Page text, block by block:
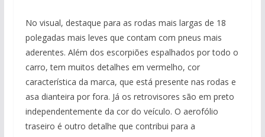
No visual, destaque para as rodas mais largas de 18
polegadas mais leves que contam com pneus mais
aderentes. Além dos escorpiões espalhados por todo o
carro, tem muitos detalhes em vermelho, cor
característica da marca, que está presente nas rodas e
asa dianteira por fora. Já os retrovisores são em preto
independentemente da cor do veículo. O aerofólio
traseiro é outro detalhe que contribui para a